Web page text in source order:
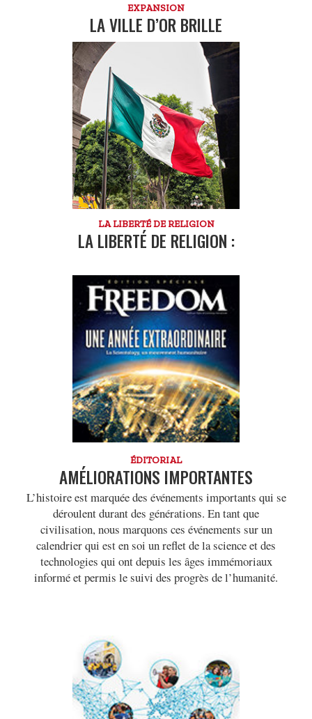
EXPANSION
LA VILLE D’OR BRILLE
LA LIBERTÉ DE RELIGION
LA LIBERTÉ DE RELIGION :
ÉDITORIAL
AMÉLIORATIONS IMPORTANTES
L’histoire est marquée des événements importants qui se
déroulent durant des générations. En tant que
civilisation, nous marquons ces événements sur un
calendrier qui est en soi un reflet de la science et des
technologies qui ont depuis les âges immémoriaux
informé et permis le suivi des progrès de l’humanité.